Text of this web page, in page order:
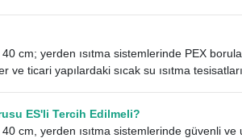
cm; yerden ısıtma sistemlerinde PEX
ve ticari yapılardaki sıcak su ısıtma
ES'li Tercih Edilmeli?
cm, yerden ısıtma sistemlerinde güvenli